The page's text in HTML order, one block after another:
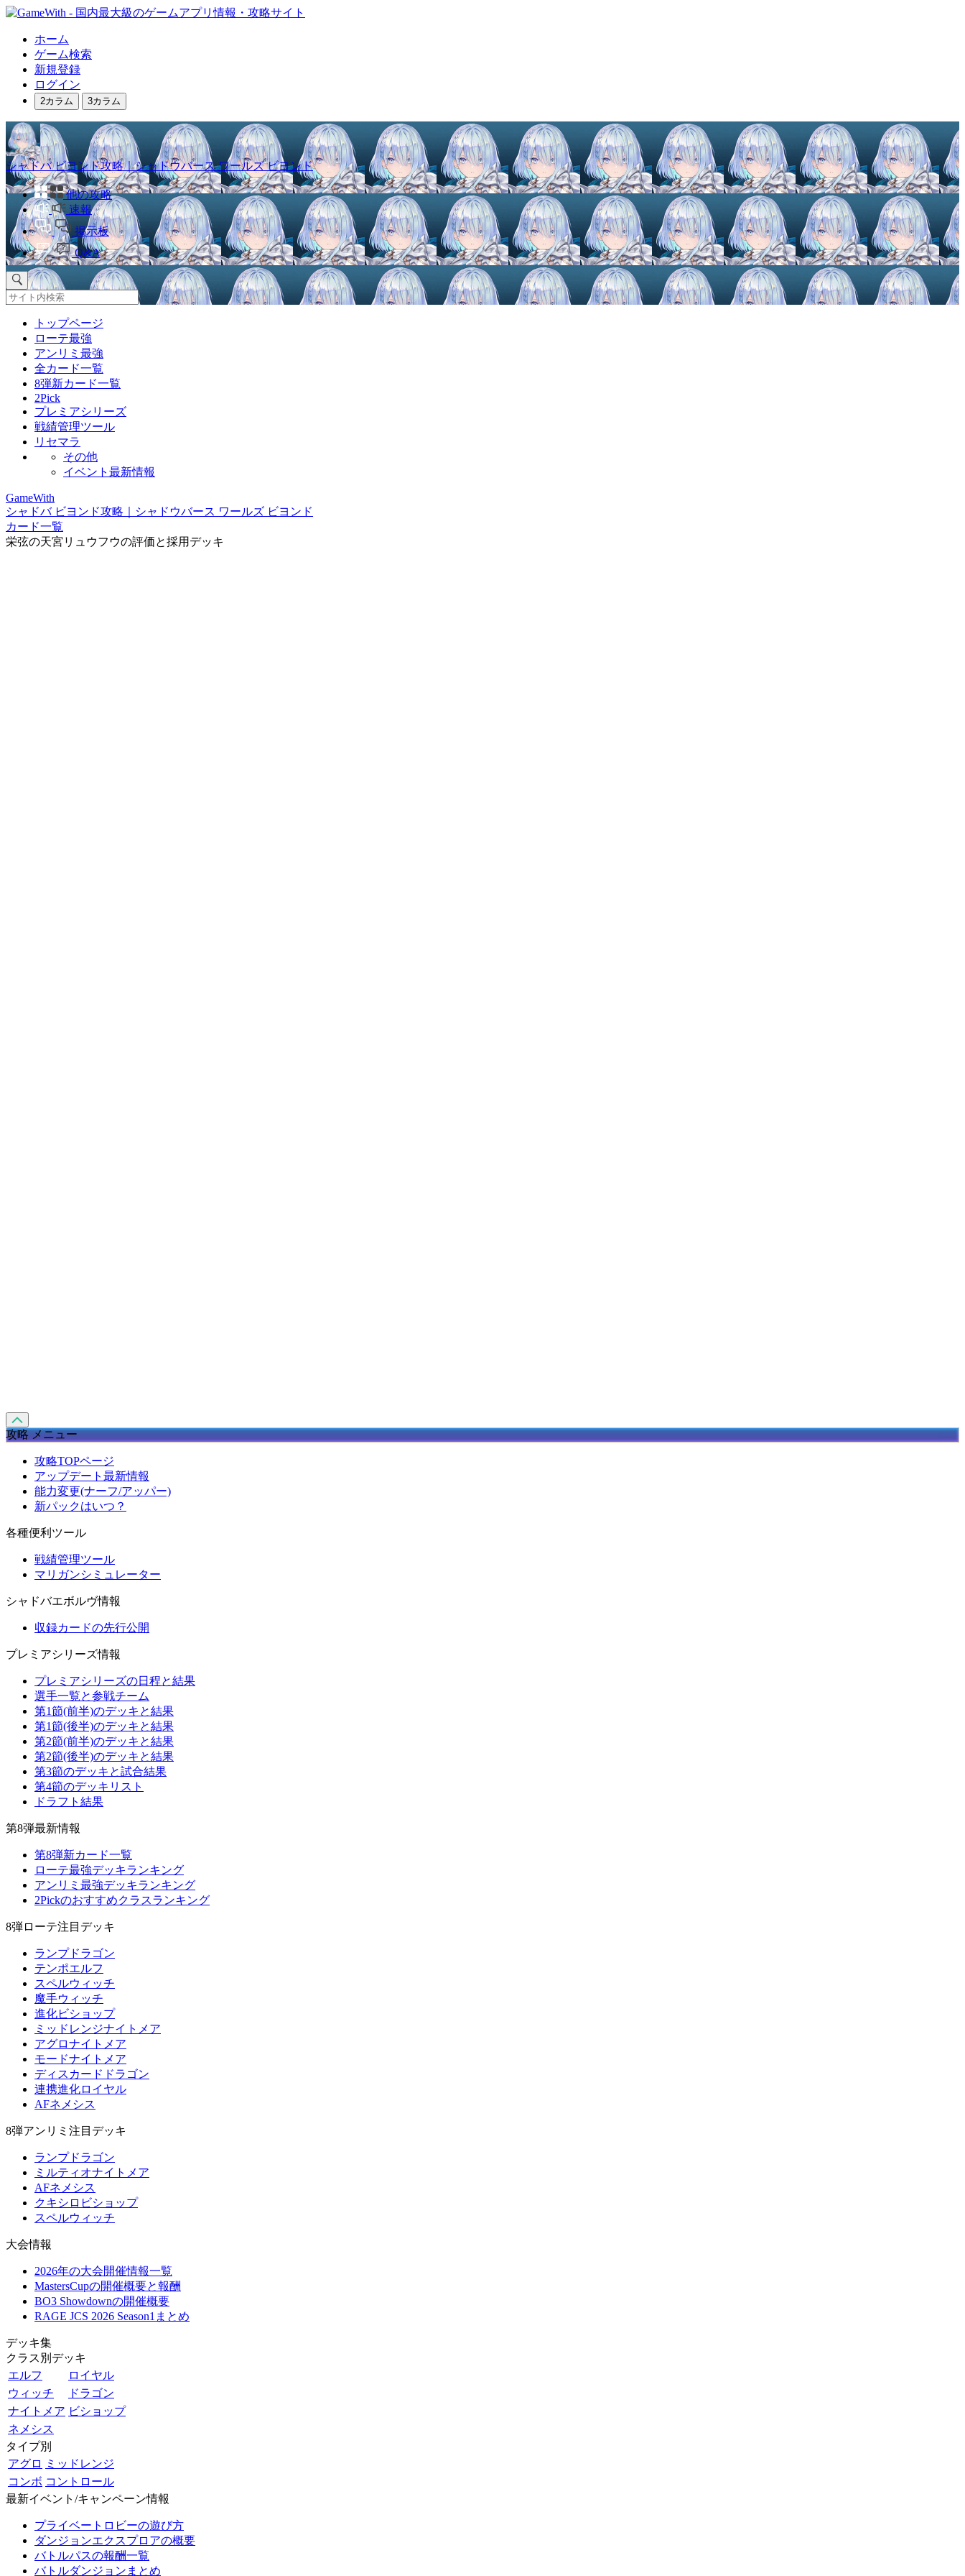
ホーム
ゲーム検索
新規登録
ログイン
2カラム 3カラム
シャドバ ビヨンド攻略｜シャドウバース ワールズ ビヨンド
他の攻略
速報
掲示板
Q&A
トップページ
ローテ最強
アンリミ最強
全カード一覧
8弾新カード一覧
2Pick
プレミアシリーズ
戦績管理ツール
リセマラ
その他
イベント最新情報
GameWith
シャドバ ビヨンド攻略｜シャドウバース ワールズ ビヨンド
カード一覧
栄弦の天宮リュウフウの評価と採用デッキ
攻略 メニュー
攻略TOPページ
アップデート最新情報
能力変更(ナーフ/アッパー)
新パックはいつ？
各種便利ツール
戦績管理ツール
マリガンシミュレーター
シャドバエボルヴ情報
収録カードの先行公開
プレミアシリーズ情報
プレミアシリーズの日程と結果
選手一覧と参戦チーム
第1節(前半)のデッキと結果
第1節(後半)のデッキと結果
第2節(前半)のデッキと結果
第2節(後半)のデッキと結果
第3節のデッキと試合結果
第4節のデッキリスト
ドラフト結果
第8弾最新情報
第8弾新カード一覧
ローテ最強デッキランキング
アンリミ最強デッキランキング
2Pickのおすすめクラスランキング
8弾ローテ注目デッキ
ランプドラゴン
テンポエルフ
スペルウィッチ
魔手ウィッチ
進化ビショップ
ミッドレンジナイトメア
アグロナイトメア
モードナイトメア
ディスカードドラゴン
連携進化ロイヤル
AFネメシス
8弾アンリミ注目デッキ
ランプドラゴン
ミルティオナイトメア
AFネメシス
クキシロビショップ
スペルウィッチ
大会情報
2026年の大会開催情報一覧
MastersCupの開催概要と報酬
BO3 Showdownの開催概要
RAGE JCS 2026 Season1まとめ
デッキ集
クラス別デッキ
エルフ
ロイヤル
ウィッチ
ドラゴン
ナイトメア ビショップ
ネメシス
タイプ別
アグロ
ミッドレンジ
コンボ コントロール
最新イベント/キャンペーン情報
プライベートロビーの遊び方
ダンジョンエクスプロアの概要
バトルパスの報酬一覧
バトルダンジョンまとめ